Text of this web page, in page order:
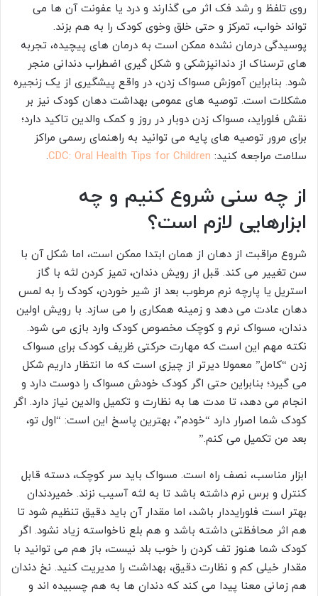
روی تلفظ و رشد فک اثر می گذارند و درد یا عفونت آن ها می
تواند خواب، تمرکز و حتی خلق وخوی کودک را به هم بزند.
پوسیدگی درمان نشده ممکن است به درمان های پیچیده، تجربه
های ترسناک از دندانپزشکی و شکل گیری اضطراب دندانی منجر
شود. بنابراین آموزش مسواک زدن، در واقع پیشگیری از یک زنجیره
مشکلات است. توصیه های عمومی بهداشت دهان کودک نیز بر
نقش فلوراید، مسواک زدن دوبار در روز و کمک والدین تاکید دارد؛
برای مرور توصیه های پایه می توانید به راهنمای رسمی مراکز
سلامت مراجعه کنید: CDC: Oral Health Tips for Children
.
از چه سنی شروع کنیم و چه
ابزارهایی لازم است؟
شروع مراقبت از دهان از همان ابتدا ممکن است، اما شکل آن با
سن تغییر می کند. قبل از رویش دندان، تمیز کردن لثه با گاز
استریل یا پارچه نرم مرطوب بعد از شیر خوردن، کودک را به لمس
دهان عادت می دهد و زمینه همکاری را می سازد. با رویش اولین
دندان، مسواک نرم و کوچک مخصوص کودک وارد بازی می شود.
نکته مهم این است که مهارت حرکتی ظریف کودک برای مسواک
زدن “کامل” معمولا دیرتر از چیزی است که ما انتظار داریم شکل
می گیرد؛ بنابراین حتی اگر کودک خودش مسواک را دوست دارد و
انجام می دهد، تا مدت ها به نظارت و تکمیل والدین نیاز دارد. اگر
کودک شما اصرار دارد “خودم”، بهترین پاسخ این است: “اول تو،
بعد من تکمیل می کنم.”
ابزار مناسب، نصف راه است. مسواک باید سر کوچک، دسته قابل
کنترل و برس نرم داشته باشد تا به لثه آسیب نزند. خمیردندان
بهتر است فلورایددار باشد، اما مقدار آن باید دقیق تنظیم شود تا
هم اثر محافظتی داشته باشد و هم بلع ناخواسته زیاد نشود. اگر
کودک شما هنوز تف کردن را خوب بلد نیست، باز هم می توانید با
مقدار خیلی کم و نظارت دقیق، بهداشت را مدیریت کنید. نخ دندان
هم زمانی معنا پیدا می کند که دندان ها به هم چسبیده اند و